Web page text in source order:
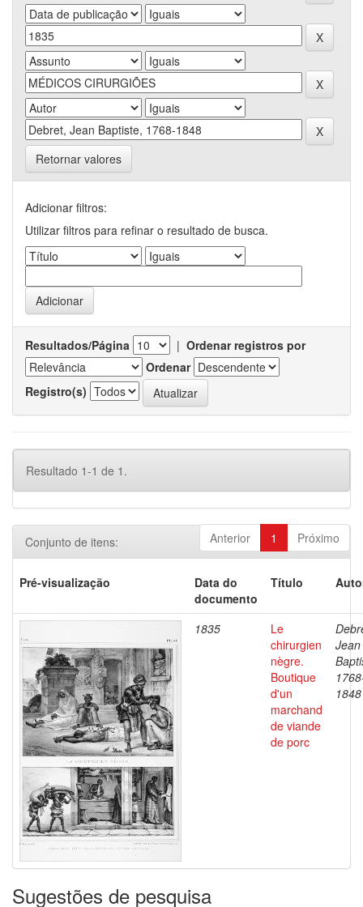
Retornar valores
Adicionar filtros:
Utilizar filtros para refinar o resultado de busca.
Resultados/Página | Ordenar registros por
Ordenar
Registro(s)
Resultado 1-1 de 1.
Anterior 1 Próximo
Conjunto de itens:
Pré-visualização
Data do
documento
Título
1835
Le
chirurgien
nègre.
Boutique
d'un
marchand
de viande
de porc
Jean
1848
Sugestões de pesquisa